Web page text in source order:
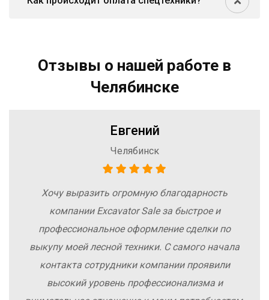
Отзывы о нашей работе в
Челябинске
Евгений
Челябинск
Хочу выразить огромную благодарность
компании Excavator Sale за быстрое и
профессиональное оформление сделки по
выкупу моей лесной техники. С самого начала
контакта сотрудники компании проявили
высокий уровень профессионализма и